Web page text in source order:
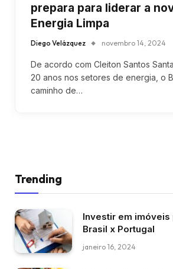
prepara para liderar a
Energia Limpa
Diego Velázquez novembro 14, 2024
De acordo com Cleiton Santos
20 anos nos setores de energia, o
caminho de…
Trending
Investir em imóveis
Brasil x Portugal
janeiro 16, 2024